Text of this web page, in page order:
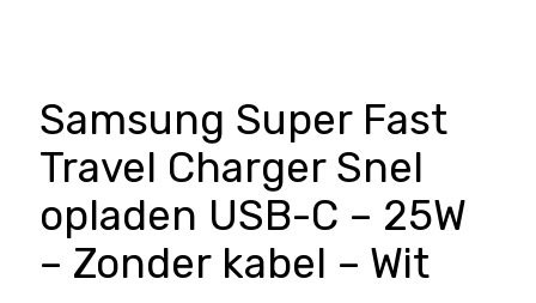
Samsung Super Fast
Travel Charger Snel
opladen USB-C – 25W
– Zonder kabel – Wit